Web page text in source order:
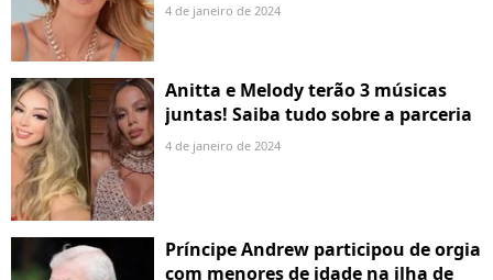
4 de janeiro de 2024
Anitta e Melody terão 3 músicas
juntas! Saiba tudo sobre a parceria
4 de janeiro de 2024
Príncipe Andrew participou de orgia
com menores de idade na ilha de